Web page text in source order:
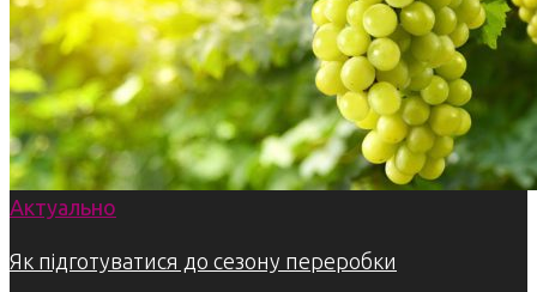
Актуально
Як підготуватися до сезону переробки